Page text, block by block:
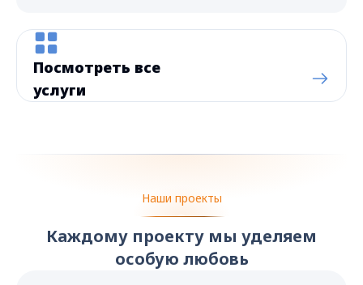
Посмотреть все
услуги
Наши проекты
Каждому проекту мы уделяем
особую любовь